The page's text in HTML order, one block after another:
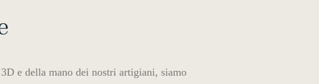
e della mano dei nostri artigiani, siamo